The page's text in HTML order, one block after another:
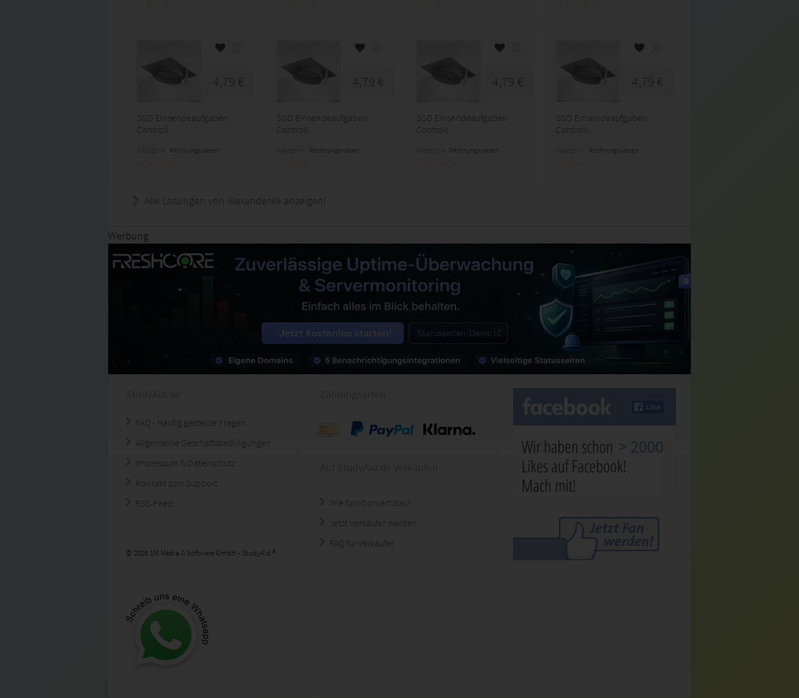
4,79 €
SGD Einsendeaufgaben
Controll...
Rechnungswesen
4,79 €
SGD Einsendeaufgaben
Controll...
Rechnungswesen
4,79 €
SGD Einsendeaufgaben
Controll...
Rechnungswesen
4,79 €
SGD Einsendeaufgaben
Controll...
Rechnungswesen
Alle Lösungen von Alexander49 anzeigen!
Werbung
FAQ - Häufig gestellte Fragen
Allgemeine Geschäftsbedingungen
Impressum & Datenschutz
Kontakt zum Support
RSS-Feed
© 2026 1M Media & Software GmbH - StudyAid ®
Wie funktioniert das?
Jetzt Verkäufer werden
FAQ für Verkäufer
> 2000